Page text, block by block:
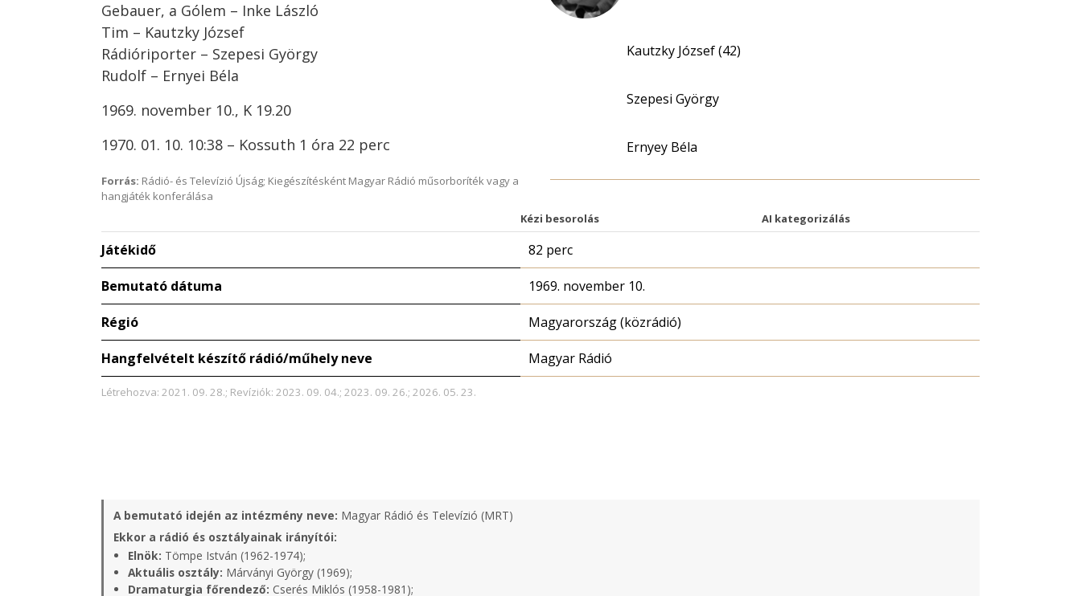
Gebauer, a Gólem – Inke László
Tim – Kautzky József
Rádióriporter – Szepesi György
Rudolf – Ernyei Béla
1969. november 10., K 19.20
1970. 01. 10. 10:38 – Kossuth 1 óra 22 perc
Forrás: Rádió- és Televízió Újság; Kiegészítésként Magyar Rádió műsorboríték vagy a
hangjáték konferálása
Kautzky József (42)
Szepesi György
Ernyey Béla
Kézi besorolás AI kategorizálás
Játékidő 82 perc
Bemutató dátuma 1969. november 10.
Régió Magyarország (közrádió)
Hangfelvételt készítő rádió/műhely neve Magyar Rádió
Létrehozva: 2021. 09. 28.; Revíziók: 2023. 09. 04.; 2023. 09. 26.; 2026. 05. 23.
A bemutató idején az intézmény neve: Magyar Rádió és Televízió (MRT)
Ekkor a rádió és osztályainak irányítói:
Elnök: Tömpe István (1962-1974);
Aktuális osztály: Márványi György (1969);
Dramaturgia főrendező: Cserés Miklós (1958-1981);